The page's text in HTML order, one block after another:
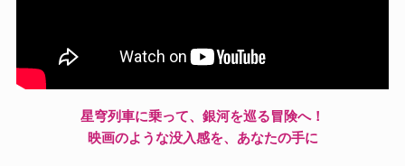
星穹列車に乗って、銀河を巡る冒険へ！
映画のような没入感を、あなたの手に